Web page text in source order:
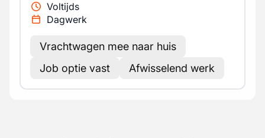
Voltijds
Dagwerk
Vrachtwagen mee naar huis
Job optie vast
Afwisselend werk